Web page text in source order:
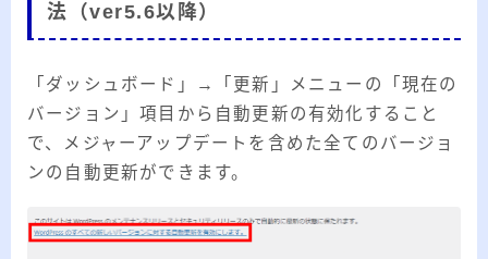
法（ver5.6以降）
「ダッシュボード」→「更新」メニューの「現在の
バージョン」項目から自動更新の有効化すること
で、メジャーアップデートを含めた全てのバージョ
ンの自動更新ができます。